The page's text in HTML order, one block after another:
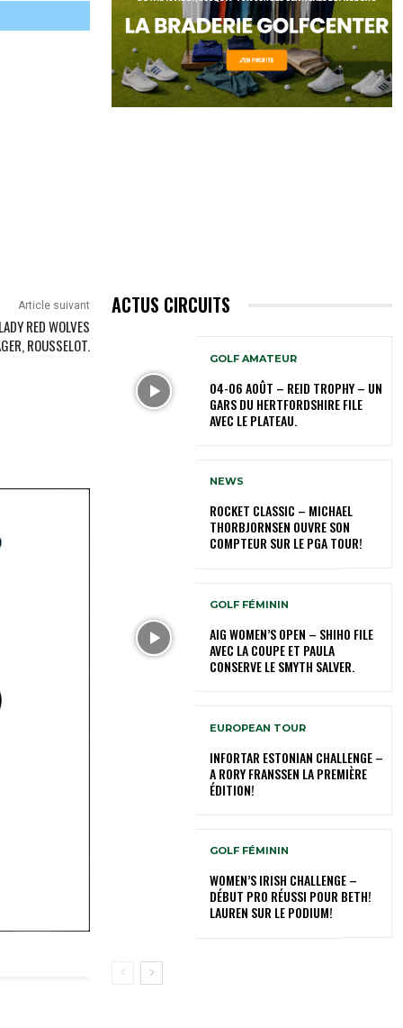
Article suivant
RED WOLVES
ROUSSELOT.
ACTUS CIRCUITS
GOLF AMATEUR
04-06 AOÛT – REID TROPHY – UN
GARS DU HERTFORDSHIRE FILE
AVEC LE PLATEAU.
NEWS
ROCKET CLASSIC – MICHAEL
THORBJORNSEN OUVRE SON
COMPTEUR SUR LE PGA TOUR!
GOLF FÉMININ
AIG WOMEN’S OPEN – SHIHO FILE
AVEC LA COUPE ET PAULA
CONSERVE LE SMYTH SALVER.
EUROPEAN TOUR
INFORTAR ESTONIAN CHALLENGE –
A RORY FRANSSEN LA PREMIÈRE
ÉDITION!
GOLF FÉMININ
WOMEN’S IRISH CHALLENGE –
DÉBUT PRO RÉUSSI POUR BETH!
LAUREN SUR LE PODIUM!